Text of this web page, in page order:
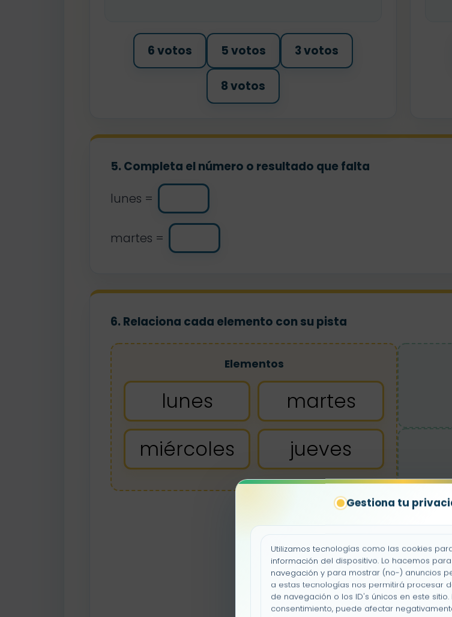
Gestiona tu
Utilizamos tecnologías como las cookies
información del dispositivo. Lo hacemos
navegación y para mostrar (no-) anuncios
a estas tecnologías nos permitirá procesar
de navegación o los ID's únicos en este
consentimiento, puede afectar
6 votos 5 votos 3 votos
8 votos
5. Completa el número o resultado que falta
lunes =
martes =
6. Relaciona cada elemento con su pista
Elementos
lunes
martes
miércoles
jueves